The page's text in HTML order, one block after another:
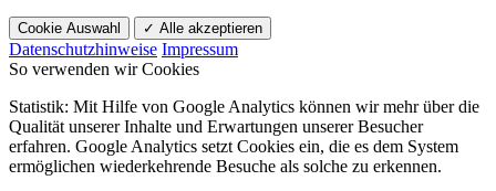
Cookie Auswahl ✓ Alle akzeptieren
Datenschutzhinweise Impressum
So verwenden wir Cookies
Statistik: Mit Hilfe von Google Analytics können wir mehr über die
Qualität unserer Inhalte und Erwartungen unserer Besucher
erfahren. Google Analytics setzt Cookies ein, die es dem System
ermöglichen wiederkehrende Besuche als solche zu erkennen.